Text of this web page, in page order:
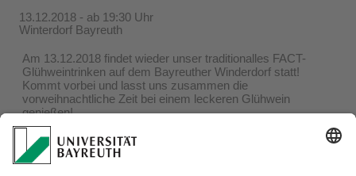
13.12.2018 - ab 19:30 Uhr
Winterdorf Bayreuth
Am 13.12.2018 findet wieder unser traditionalles FACT-
Glühweintrinken auf dem Bayreuther Winderdorf statt!
Kommt vorbei und lasst uns zusammen die
vorweihnachtliche Zeit bei einem leckeren Glühwein
genießen!
Alle Mitglieder des Vereins sowie Studerende, Mitarbeiter,
Professoren und natürlich alle Interessierten sind recht
herzlich eingeladen!